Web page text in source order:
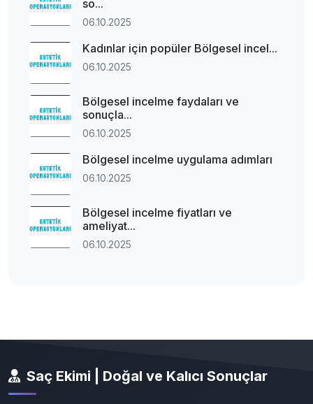
so...
06.10.2025
Kadınlar için popüler Bölgesel incel...
06.10.2025
Bölgesel incelme faydaları ve
sonuçla...
06.10.2025
Bölgesel incelme uygulama adımları
06.10.2025
Bölgesel incelme fiyatları ve
ameliyat...
06.10.2025
Saç Ekimi | Doğal ve Kalıcı Sonuçlar